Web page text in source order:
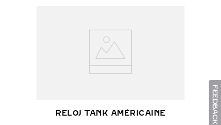
RELOJ TANK AMÉRICAINE